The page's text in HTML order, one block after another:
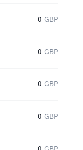
0 GBP
0 GBP
0 GBP
0 GBP